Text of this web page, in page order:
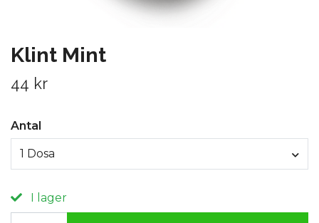
Klint Mint
44 kr
Antal
1 Dosa
I lager